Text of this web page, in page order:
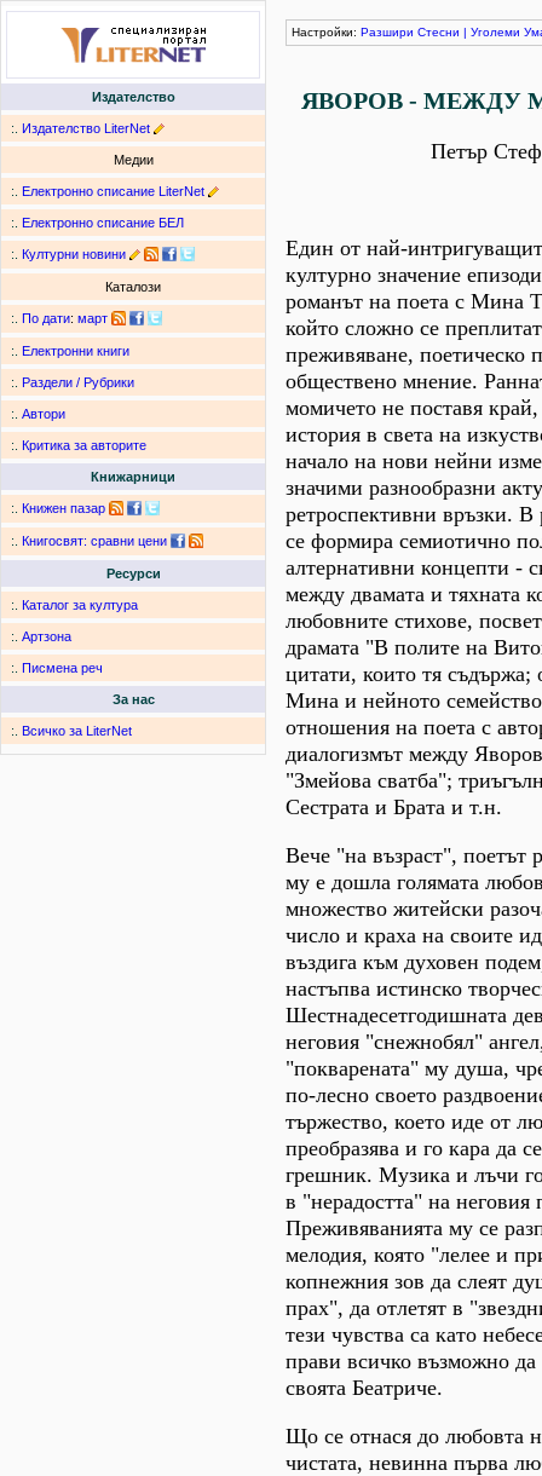
Издателство
:. Издателство LiterNet
Медии
:. Електронно списание LiterNet
:. Електронно списание БЕЛ
:. Културни новини
Каталози
:. По дати: март
:. Електронни книги
:. Раздели / Рубрики
:. Автори
:. Критика за авторите
Книжарници
:. Книжен пазар
:. Книгосвят: сравни цени
Ресурси
:. Каталог за култура
:. Артзона
:. Писмена реч
За нас
:. Всичко за LiterNet
Настройки: Разшири Стесни | Уголеми
ЯВОРОВ - МЕЖДУ
Петър
Един от най-
културно значение
романът на поета с Мина
който сложно се
преживяване, поетическо
обществено мнение.
момичето не поставя край,
история в света на
начало на нови нейни
значими разнообразни
ретроспективни връзки. В
се формира семиотично
алтернативни концепти -
между двамата и тяхната
любовните стихове,
драмата "В полите на
цитати, които тя
Мина и нейното
отношения на поета с
диалогизмът между
"Змейова сватба";
Сестрата и Брата и т.н.
Вече "на възраст", поетът
му е дошла голямата
множество житейски
число и краха на своите
въздига към духовен
настъпва истинско
Шестнадесетгодишната
неговия "снежнобял"
"покварената" му душа,
по-лесно своето
тържество, което иде от
преобразява и го кара да
грешник. Музика и лъчи
в "нерадостта" на неговия
Преживяванията му се
мелодия, която "лелее и
копнежния зов да слеят
прах", да отлетят в
тези чувства са като
прави всичко възможно да
своята Беатриче.
Що се отнася до любовта
чистата, невинна първа